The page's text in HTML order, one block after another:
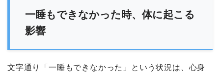
一睡もできなかった時、体に起こる
影響
文字通り「一睡もできなかった」という状況は、心身